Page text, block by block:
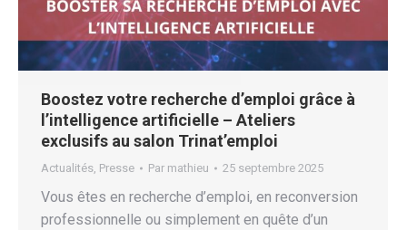
Boostez votre recherche d’emploi grâce à
l’intelligence artificielle – Ateliers
exclusifs au salon Trinat’emploi
Actualités, Presse Par mathieu 25 septembre 2025
Vous êtes en recherche d’emploi, en reconversion
professionnelle ou simplement en quête d’un